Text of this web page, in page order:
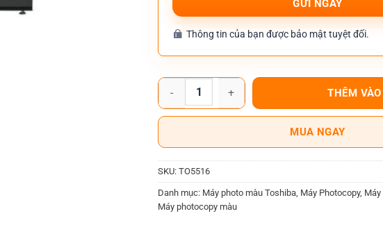
Thông tin của bạn được bảo mật tuyệt đối.
Máy Photocopy Toshiba e-Studio 5516AC số lượng
THÊM VÀO
MUA NGAY
SKU: TO5516
Danh mục: Máy photo màu Toshiba, Máy Photocopy,
Máy photocopy màu